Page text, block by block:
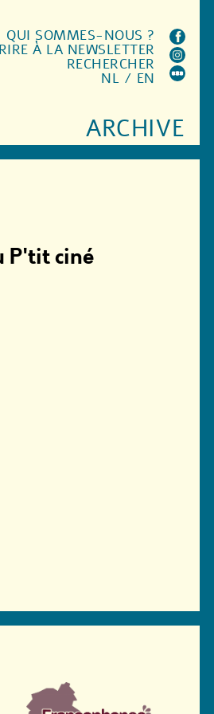
ARCHIVE
QUI SOMMES-NOUS ?
À LA NEWSLETTER
RECHERCHER
NL / EN
P'tit ciné